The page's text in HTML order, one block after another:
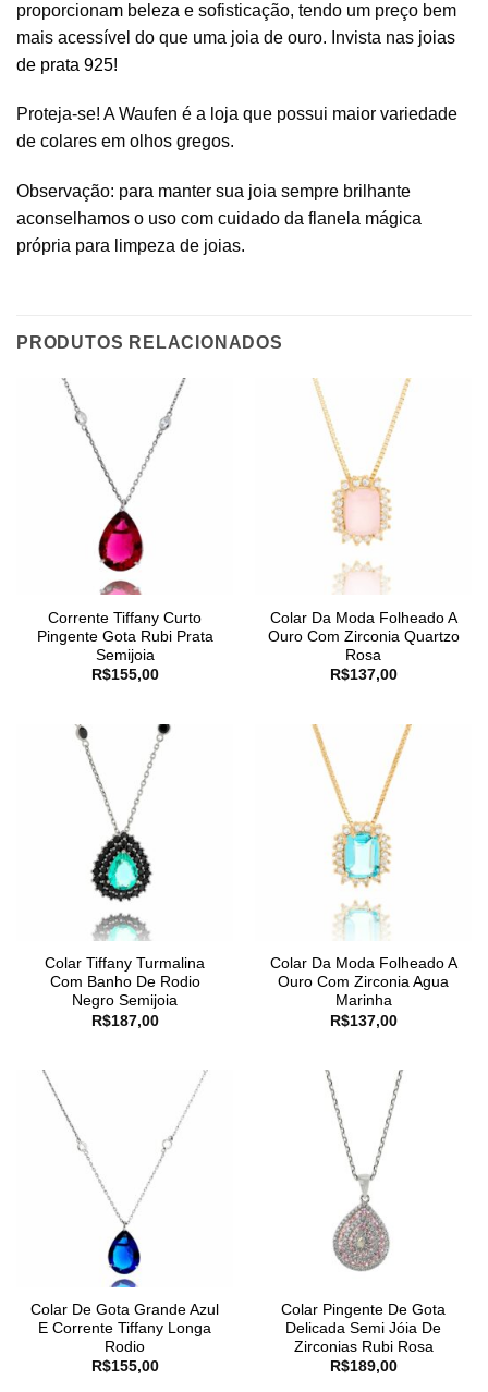
proporcionam beleza e sofisticação, tendo um preço bem
mais acessível do que uma joia de ouro. Invista nas joias
de prata 925!
Proteja-se! A Waufen é a loja que possui maior variedade
de colares em olhos gregos.
Observação: para manter sua joia sempre brilhante
aconselhamos o uso com cuidado da flanela mágica
própria para limpeza de joias.
PRODUTOS RELACIONADOS
Corrente Tiffany Curto
Pingente Gota Rubi Prata
Semijoia
R$155,00
Colar Da Moda Folheado A
Ouro Com Zirconia Quartzo
Rosa
R$137,00
Colar Tiffany Turmalina
Com Banho De Rodio
Negro Semijoia
R$187,00
Colar Da Moda Folheado A
Ouro Com Zirconia Agua
Marinha
R$137,00
Colar De Gota Grande Azul
E Corrente Tiffany Longa
Rodio
R$155,00
Colar Pingente De Gota
Delicada Semi Jóia De
Zirconias Rubi Rosa
R$189,00